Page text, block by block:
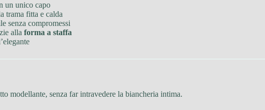
un unico capo
trama fitta e calda
senza compromessi
alla forma a staffa
modellante, senza far intravedere la biancheria intima.